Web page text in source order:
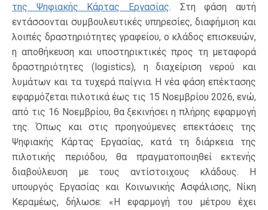
της Ψηφιακής Κάρτας Εργασίας. Στη φάση αυτή
εντάσσονται συμβουλευτικές υπηρεσίες, διαφήμιση και
λοιπές δραστηριότητες γραφείου, ο κλάδος επισκευών,
η αποθήκευση και υποστηρικτικές προς τη μεταφορά
δραστηριότητες (logistics), η διαχείριση νερού και
λυμάτων και τα τυχερά παίγνια. Η νέα φάση επέκτασης
εφαρμόζεται πιλοτικά έως τις 15 Νοεμβρίου 2026, ενώ,
από τις 16 Νοεμβρίου, θα ξεκινήσει η πλήρης εφαρμογή
της. Όπως και στις προηγούμενες επεκτάσεις της
Ψηφιακής Κάρτας Εργασίας, κατά τη διάρκεια της
πιλοτικής περιόδου, θα πραγματοποιηθεί εκτενής
διαβούλευση με τους αντίστοιχους κλάδους. Η
υπουργός Εργασίας και Κοινωνικής Ασφάλισης, Νίκη
Κεραμέως, δήλωσε: «Η εφαρμογή του μέτρου έχει